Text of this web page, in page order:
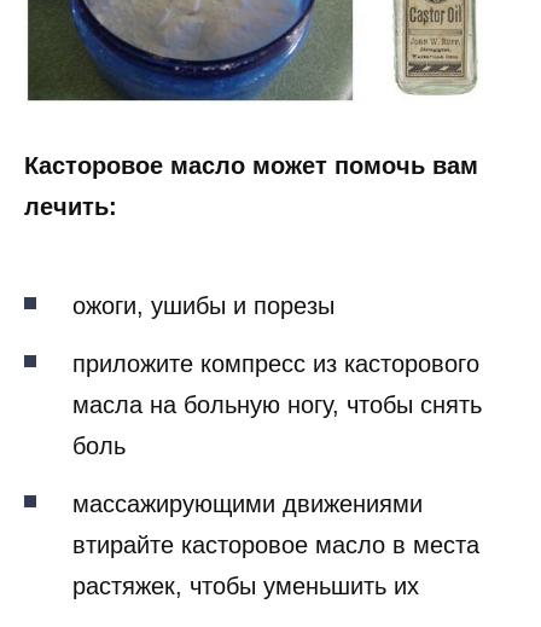
Касторовое масло может помочь вам
лечить:
ожоги, ушибы и порезы
приложите компресс из касторового
масла на больную ногу, чтобы снять
боль
массажирующими движениями
втирайте касторовое масло в места
растяжек, чтобы уменьшить их